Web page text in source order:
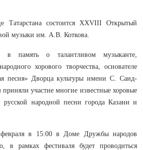
Татарстана состоится XXVIII Открытый
музыки им. А.В. Коткова.
в память о талантливом музыканте,
хорового творчества, основателе
песня» Дворца культуры имени С. Саид-
участие многие известные хоровые
русской народной песни города Казани и
февраля в 15:00 в Доме Дружбы народов
в рамках фестиваля будет проводиться